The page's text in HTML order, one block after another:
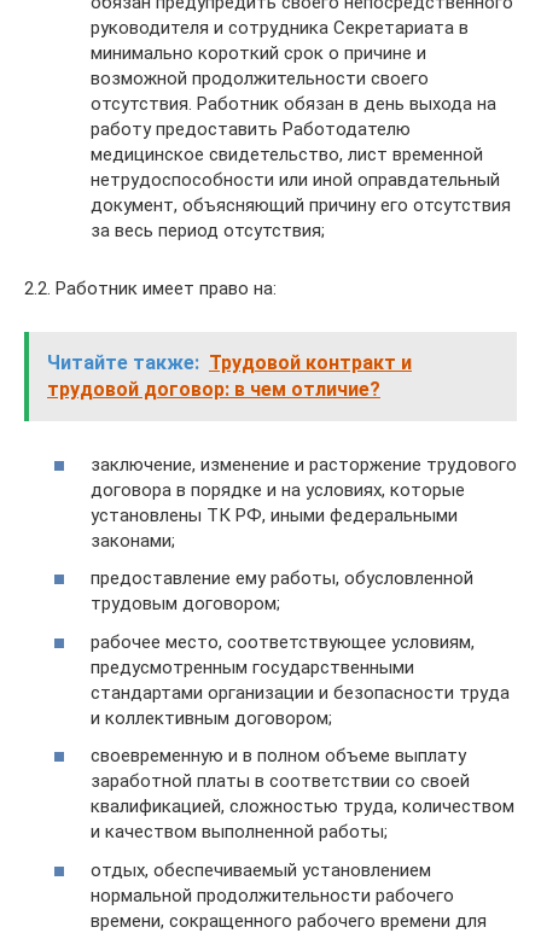
руководителя и сотрудника Секретариата в
минимально короткий срок о причине и
возможной продолжительности своего
отсутствия. Работник обязан в день выхода на
работу предоставить Работодателю
медицинское свидетельство, лист временной
нетрудоспособности или иной оправдательный
документ, объясняющий причину его отсутствия
за весь период отсутствия;
2.2. Работник имеет право на:
Читайте также: Трудовой контракт и
трудовой договор: в чем отличие?
заключение, изменение и расторжение трудового
договора в порядке и на условиях, которые
установлены ТК РФ, иными федеральными
законами;
предоставление ему работы, обусловленной
трудовым договором;
рабочее место, соответствующее условиям,
предусмотренным государственными
стандартами организации и безопасности труда
и коллективным договором;
своевременную и в полном объеме выплату
заработной платы в соответствии со своей
квалификацией, сложностью труда, количеством
и качеством выполненной работы;
отдых, обеспечиваемый установлением
нормальной продолжительности рабочего
времени, сокращенного рабочего времени для